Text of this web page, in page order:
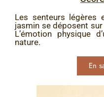
Les senteurs
jasmin se déposent
L’émotion physique
nature.
En